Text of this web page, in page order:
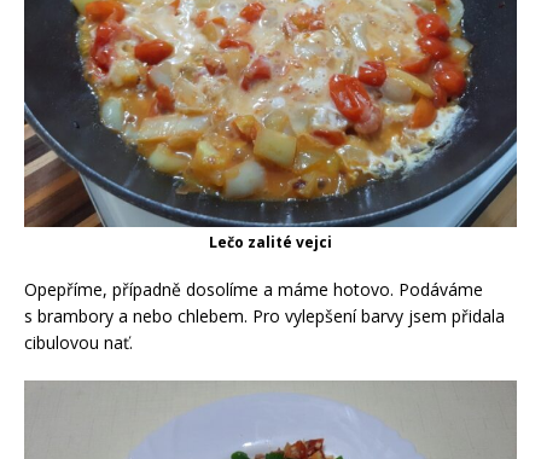
Lečo zalité vejci
Opepříme, případně dosolíme a máme hotovo. Podáváme
s brambory a nebo chlebem. Pro vylepšení barvy jsem přidala
cibulovou nať.